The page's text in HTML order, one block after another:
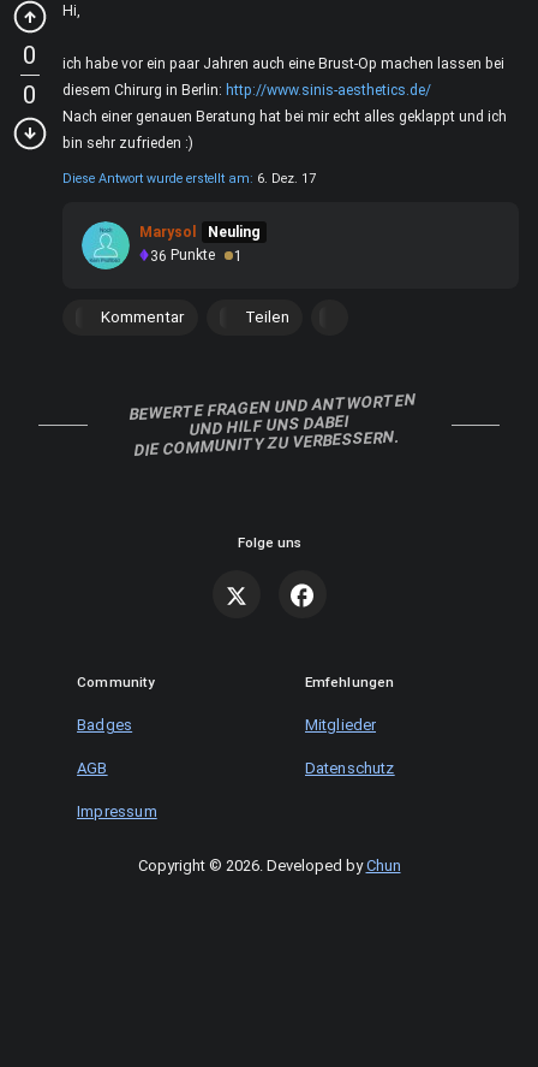
0
0
Hi,
ich habe vor ein paar Jahren auch eine Brust-Op machen lassen bei
diesem Chirurg in Berlin: http://www.sinis-aesthetics.de/
Nach einer genauen Beratung hat bei mir echt alles geklappt und ich
bin sehr zufrieden :)
Diese Antwort wurde erstellt am: 6. Dez. 17
Marysol
Neuling
36 Punkte 1
Kommentar Teilen
BEWERTE FRAGEN UND ANTWORTEN
UND HILF UNS DABEI
DIE COMMUNITY ZU VERBESSERN.
Folge uns
Community Emfehlungen
Badges Mitglieder
AGB Datenschutz
Impressum
Copyright © 2026. Developed byChun